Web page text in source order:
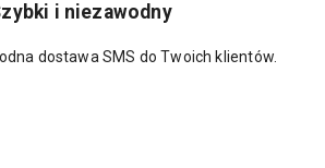
i niezawodny
dostawa SMS do Twoich klientów.